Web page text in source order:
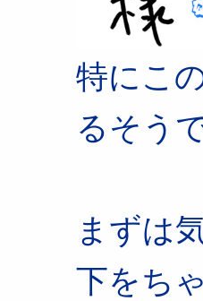
特にこ
るそう
まずは
下をち